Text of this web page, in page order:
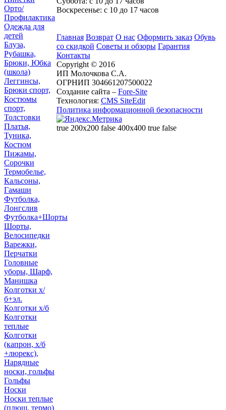
Орто/
Профилактика
Одежда для
детей
Блуза,
Рубашка,
Брюки, Юбка
(школа)
Леггинсы,
Брюки спорт,
Костюмы
спорт,
Толстовки
Платья,
Туника,
Костюм
Пижамы,
Сорочки
Термобелье,
Кальсоны,
Гамаши
Футболка,
Лонгслив
Футболка+Шорты
Шорты,
Велосипедки
Варежки,
Перчатки
Головные
уборы, Шарф,
Манишка
Колготки х/
б+эл.
Колготки х/б
Колготки
теплые
Колготки
(капрон, х/б
+люрекс),
Нарядные
носки, гольфы
Гольфы
Носки
Носки теплые
(плюш, термо)
Воскресенье: с 10 до 17 часов
Главная Возврат О нас Оформить заказ Обувь
со скидкой Советы и обзоры Гарантия
Контакты
Copyright © 2016
ИП Молочкова С.А.
ОГРНИП 304661207500022
Создание сайта – Fore-Site
Технология: CMS SiteEdit
Политика информационной безопасности
true 200x200 false 400x400 true false